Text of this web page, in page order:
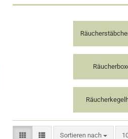
Sortieren nach
Sortieren nach